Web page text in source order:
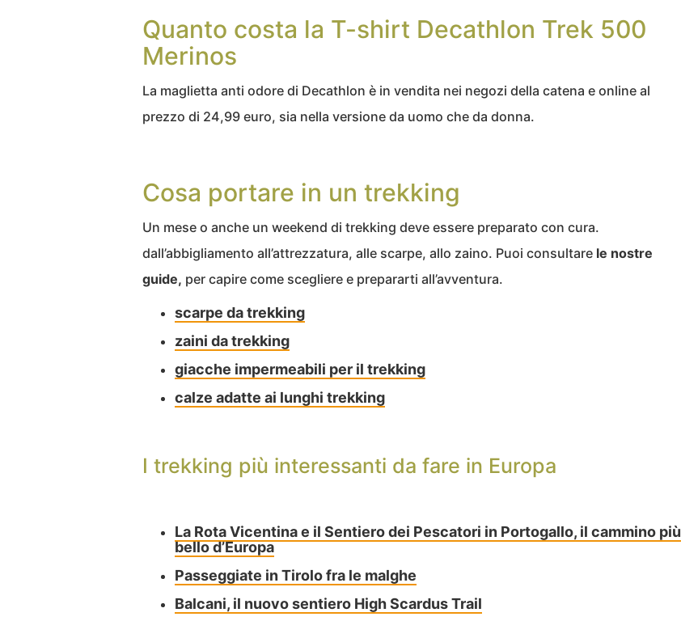
Quanto costa la T-shirt Decathlon Trek 500
Merinos
La maglietta anti odore di Decathlon è in vendita nei negozi della catena e online al
prezzo di 24,99 euro, sia nella versione da uomo che da donna.
Cosa portare in un trekking
Un mese o anche un weekend di trekking deve essere preparato con cura.
dall’abbigliamento all’attrezzatura, alle scarpe, allo zaino. Puoi consultare le nostre
guide, per capire come scegliere e prepararti all’avventura.
scarpe da trekking
zaini da trekking
giacche impermeabili per il trekking
calze adatte ai lunghi trekking
I trekking più interessanti da fare in Europa
La Rota Vicentina e il Sentiero dei Pescatori in Portogallo, il cammino più
bello d’Europa
Passeggiate in Tirolo fra le malghe
Balcani, il nuovo sentiero High Scardus Trail